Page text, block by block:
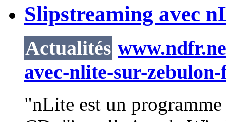
Slipstreaming avec
Actualités
avec-nlite-sur-
"nLite est un